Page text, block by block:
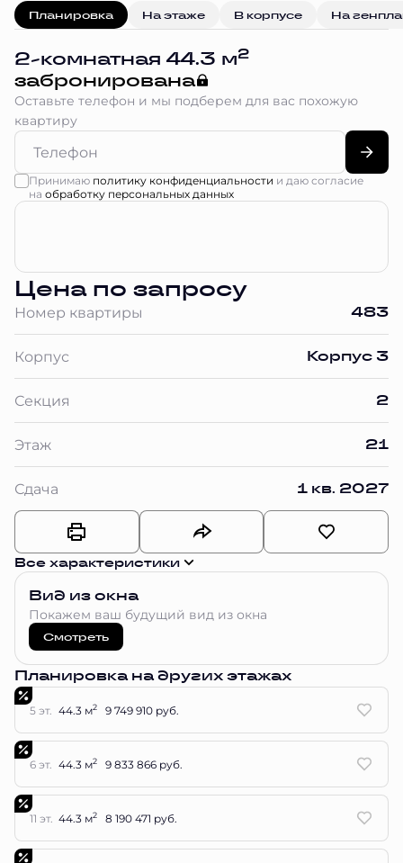
Планировка На этаже В корпусе На
2-комнатная 44.3 м2
забронирована
Оставьте телефон и мы подберем для вас похожую
квартиру
Принимаю политику конфиденциальности и даю согласие
на обработку персональных данных
Цена по запросу
Номер квартиры 483
Корпус Корпус 3
Секция 2
Этаж 21
Сдача 1 кв. 2027
Все характеристики
Вид из окна
Покажем ваш будущий вид из окна
Смотреть
Планировка на других этажах
5 эт. 44.3 м2 9 749 910 руб.
6 эт. 44.3 м2 9 833 866 руб.
11 эт. 44.3 м2 8 190 471 руб.